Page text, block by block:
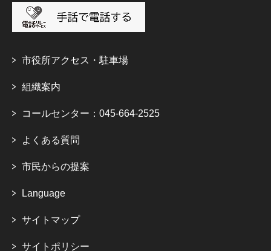
市役所アクセス・駐車場
組織案内
コールセンター：045-664-2525
よくある質問
市民からの提案
Language
サイトマップ
サイトポリシー